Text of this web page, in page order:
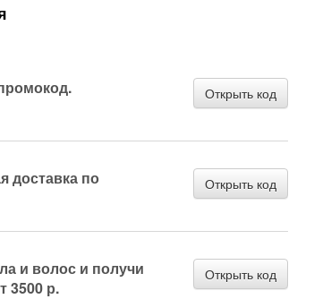
Открыть код
доставка по
Открыть код
и волос и получи
3500 р.
Открыть код